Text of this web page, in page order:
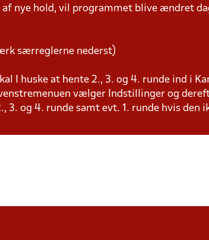
nye hold, vil programmet blive ændret
særreglerne nederst)
I huske at hente 2., 3. og 4. runde ind i
vælger Indstillinger og
og 4. runde samt evt. 1. runde hvis den